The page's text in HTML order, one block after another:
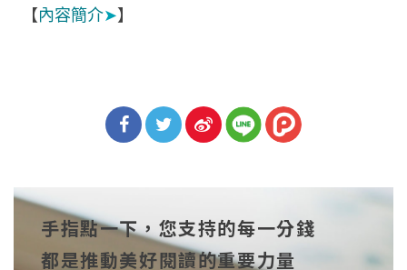
【內容簡介➤】
cebo witt
博
手指點一下，您支持的每一分錢
都是推動美好閱讀的重要力量